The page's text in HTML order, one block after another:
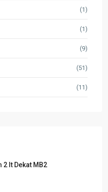
(1)
(1)
(9)
(51)
(11)
2 lt Dekat MB2